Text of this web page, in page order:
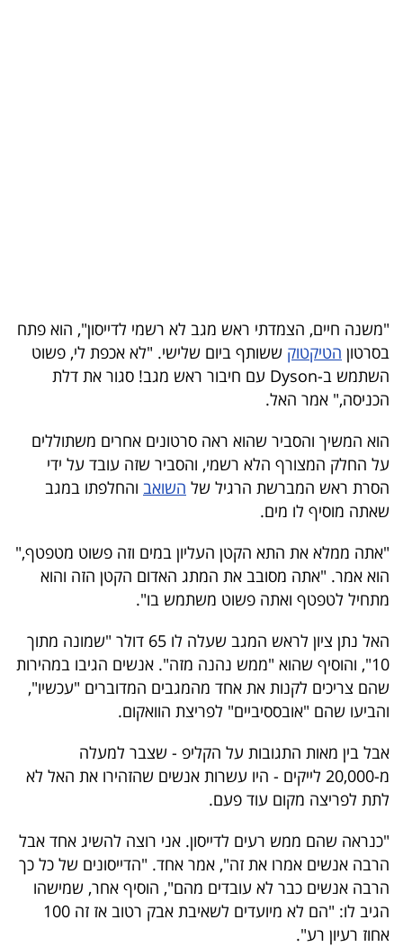
הכלכלי
פודקאסט
UNDER
40
שיתופי
פעולה
דרושים
ניוזלטרים
מייל
אדום
פרסמו
באייס
"משנה חיים, הצמדתי ראש מגב לא רשמי לדייסון", הוא פתח
בסרטון הטיקטוק ששותף ביום שלישי. "לא אכפת לי, פשוט
השתמש ב-Dyson עם חיבור ראש מגב! סגור את דלת
הכניסה," אמר האל.
הוא המשיך והסביר שהוא ראה סרטונים אחרים משתוללים
על החלק המצורף הלא רשמי, והסביר שזה עובד על ידי
הסרת ראש המברשת הרגיל של השואב והחלפתו במגב
שאתה מוסיף לו מים.
"אתה ממלא את התא הקטן העליון במים וזה פשוט מטפטף,"
הוא אמר. "אתה מסובב את המתג האדום הקטן הזה והוא
מתחיל לטפטף ואתה פשוט משתמש בו".
האל נתן ציון לראש המגב שעלה לו 65 דולר "שמונה מתוך
10", והוסיף שהוא "ממש נהנה מזה". אנשים הגיבו במהירות
שהם צריכים לקנות את אחד מהמגבים המדוברים "עכשיו",
והביעו שהם "אובססיביים" לפריצת הוואקום.
אבל בין מאות התגובות על הקליפ - שצבר למעלה
מ-20,000 לייקים - היו עשרות אנשים שהזהירו את האל לא
לתת לפריצה מקום עוד פעם.
"כנראה שהם ממש רעים לדייסון. אני רוצה להשיג אחד אבל
הרבה אנשים אמרו את זה", אמר אחד. "הדייסונים של כל כך
הרבה אנשים כבר לא עובדים מהם", הוסיף אחר, שמישהו
הגיב לו: "הם לא מיועדים לשאיבת אבק רטוב אז זה 100
אחוז רעיון רע".